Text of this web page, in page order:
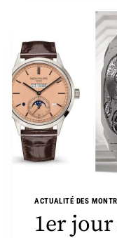
ACTUALITÉ DES
1er jour